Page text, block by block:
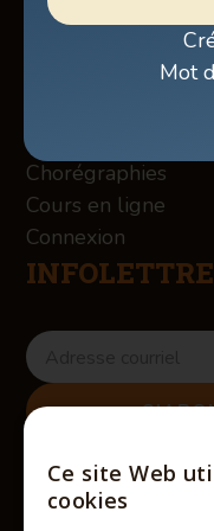
Mot
Billetterie
À propos des
Contact
Chorégraphies
Cours en ligne
Connexion
INFOLETTRE
RÉSEAUX
Ce site Web
cookies